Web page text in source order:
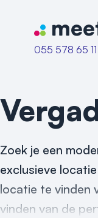
Naar home
055 578 65 11
Zoek je een
exclusieve
locatie te vinden
vinden van de